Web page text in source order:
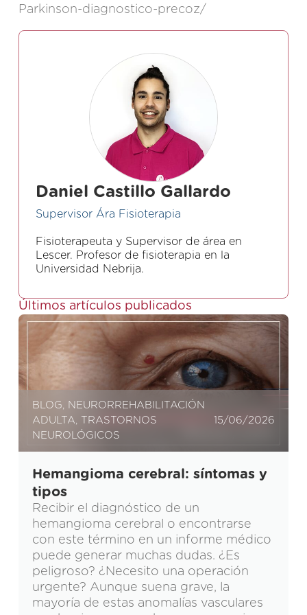
Parkinson-diagnostico-precoz/
Daniel Castillo Gallardo
Supervisor Ára Fisioterapia
Fisioterapeuta y Supervisor de área en
Lescer. Profesor de fisioterapia en la
Universidad Nebrija.
Últimos artículos publicados
BLOG
NEURORREHABILITACIÓN
ADULTA
TRASTORNOS
NEUROLÓGICOS
15/06/2026
Hemangioma cerebral: síntomas y
tipos
Recibir el diagnóstico de un
hemangioma cerebral o encontrarse
con este término en un informe médico
puede generar muchas dudas. ¿Es
peligroso? ¿Necesito una operación
urgente? Aunque suena grave, la
mayoría de estas anomalías vasculares